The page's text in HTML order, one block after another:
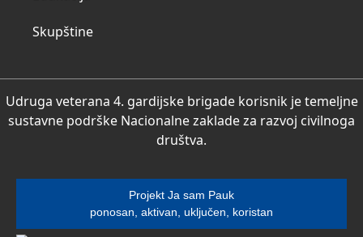
Skupštine
Udruga veterana 4. gardijske brigade korisnik je temeljne
sustavne podrške Nacionalne zaklade za razvoj civilnoga
društva.
Projekt Ja sam Pauk
ponosan, aktivan, uključen, koristan